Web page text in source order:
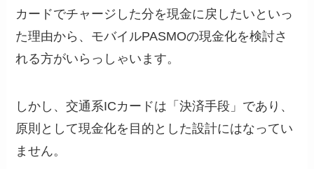
カードでチャージした分を現金に戻したいといっ
た理由から、モバイルPASMOの現金化を検討さ
れる方がいらっしゃいます。
しかし、交通系ICカードは「決済手段」であり、
原則として現金化を目的とした設計にはなってい
ません。